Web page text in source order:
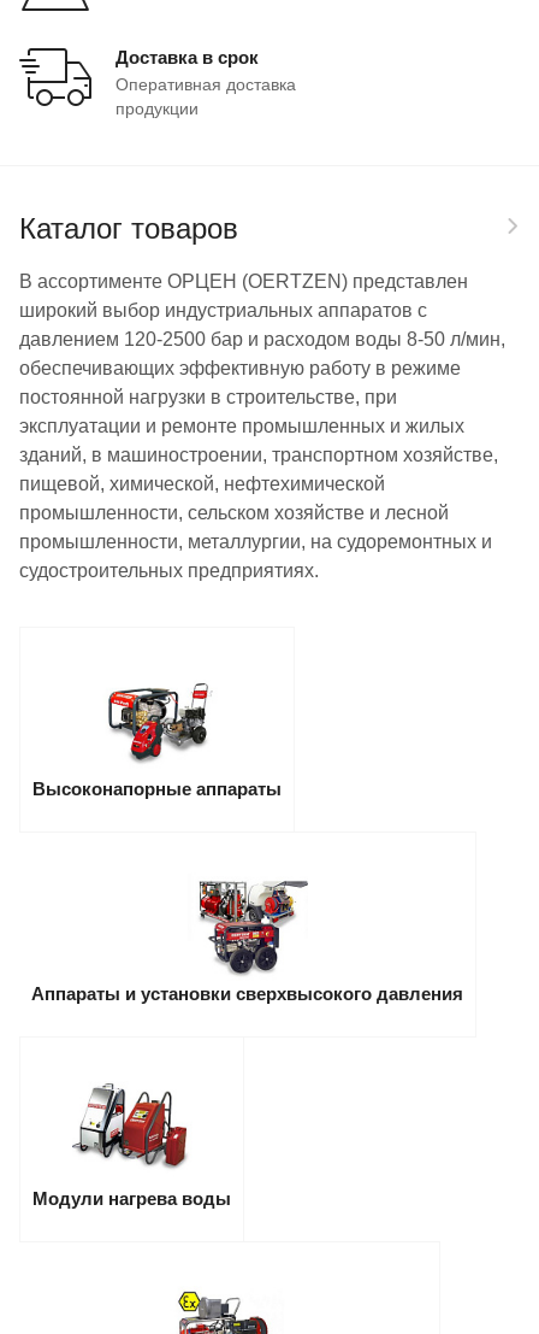
Доставка в срок
Оперативная доставка
продукции
Каталог товаров
В ассортименте ОРЦЕН (OERTZEN) представлен
широкий выбор индустриальных аппаратов с
давлением 120-2500 бар и расходом воды 8-50 л/мин,
обеспечивающих эффективную работу в режиме
постоянной нагрузки в строительстве, при
эксплуатации и ремонте промышленных и жилых
зданий, в машиностроении, транспортном хозяйстве,
пищевой, химической, нефтехимической
промышленности, сельском хозяйстве и лесной
промышленности, металлургии, на судоремонтных и
судостроительных предприятиях.
Высоконапорные аппараты
Аппараты и установки сверхвысокого давления
Модули нагрева воды